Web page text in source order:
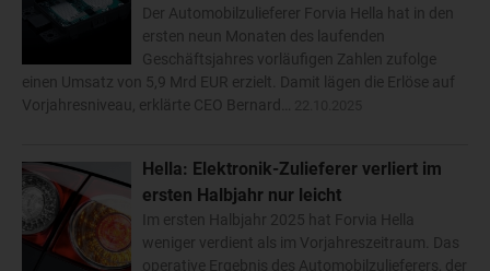
Der Automobilzulieferer Forvia Hella hat in den
ersten neun Monaten des laufenden
Geschäftsjahres vorläufigen Zahlen zufolge
einen Umsatz von 5,9 Mrd EUR erzielt. Damit lägen die Erlöse auf
Vorjahresniveau, erklärte CEO Bernard…
Hella: Elektronik-Zulieferer verliert im
ersten Halbjahr nur leicht
Im ersten Halbjahr 2025 hat Forvia Hella
weniger verdient als im Vorjahreszeitraum. Das
operative Ergebnis des Automobilzulieferers, der